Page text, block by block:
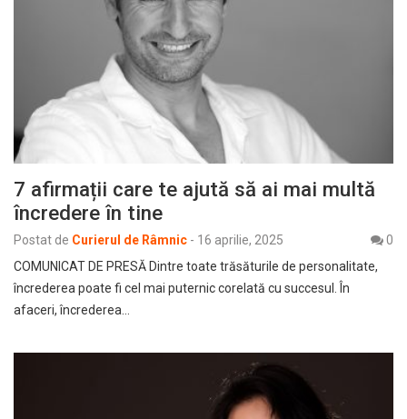
7 afirmații care te ajută să ai mai multă
încredere în tine
Postat de Curierul de Râmnic - 16 aprilie, 2025
0
COMUNICAT DE PRESĂ Dintre toate trăsăturile de personalitate,
încrederea poate fi cel mai puternic corelată cu succesul. În
afaceri, încrederea…